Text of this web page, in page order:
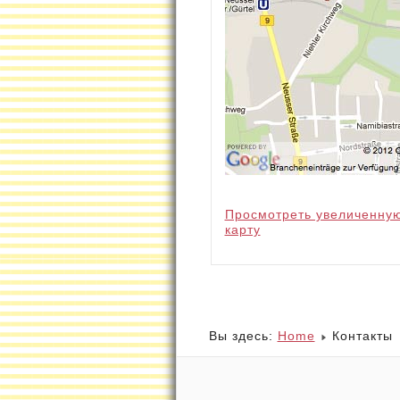
Просмотреть
карту
Вы здесь: Home Контакты